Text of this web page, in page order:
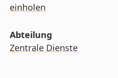
einholen
Abteilung
Zentrale Dienste